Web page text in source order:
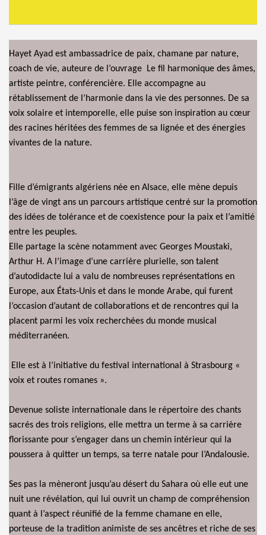
Hayet Ayad est ambassadrice de paix, chamane par nature,
coach de vie, auteure de l’ouvrage Le fil harmonique des âmes,
artiste peintre, conférencière. Elle accompagne au
rétablissement de l’harmonie dans la vie des personnes. De sa
voix solaire et intemporelle, elle puise son inspiration au cœur
des racines héritées des femmes de sa lignée et des énergies
vivantes de la nature.
Fille d’émigrants algériens née en Alsace, elle mène depuis
l’âge de vingt ans un parcours artistique centré sur la promotion
des idées de tolérance et de coexistence pour la paix et l’amitié
entre les peuples.
Elle partage la scène notamment avec Georges Moustaki,
Arthur H. A l’image d’une carrière plurielle, son talent
d’autodidacte lui a valu de nombreuses représentations en
Europe, aux États-Unis et dans le monde Arabe, qui furent
l’occasion d’autant de collaborations et de rencontres qui la
placent parmi les voix recherchées du monde musical
méditerranéen.
Elle est à l’initiative du festival international à Strasbourg «
voix et routes romanes ».
Devenue soliste internationale dans le répertoire des chants
sacrés des trois religions, elle mettra un terme à sa carrière
florissante pour s’engager dans un chemin intérieur qui la
poussera à quitter un temps, sa terre natale pour l’Andalousie.
Ses pas la mèneront jusqu’au désert du Sahara où elle eut une
nuit une révélation, qui lui ouvrit un champ de compréhension
quant à l’aspect réunifié de la femme chamane en elle,
porteuse de la tradition animiste de ses ancêtres et riche de ses